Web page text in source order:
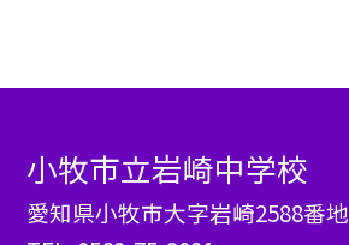
小牧市立岩崎中学校
愛知県小牧市大字岩崎2588番地